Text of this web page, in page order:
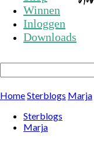
Winnen
Inloggen
Downloads
HomeSterblogs Marja
Sterblogs
Marja